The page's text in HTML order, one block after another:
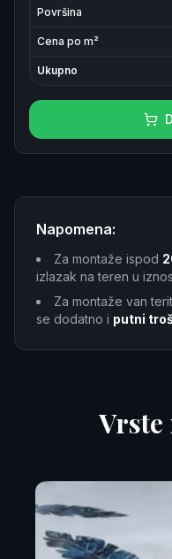
Površina
Cena po m²
Ukupno
Napomena:
Za montaže ispod
izlazak na teren u
Za montaže van
se dodatno i putni